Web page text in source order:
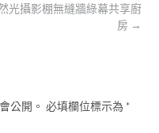
光攝影棚無縫牆綠幕共享廚
房 →
公開。 必填欄位標示為 *